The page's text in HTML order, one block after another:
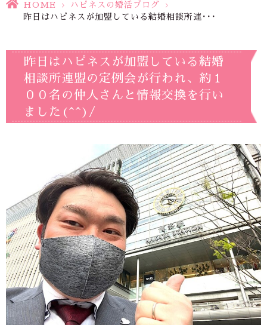
HOME > ハピネスの婚活ブログ
>
昨日はハピネスが加盟している結婚相談所連･･･
昨日はハピネスが加盟している結婚
相談所連盟の定例会が行われ、約１
００名の仲人さんと情報交換を行い
ました(^^)/